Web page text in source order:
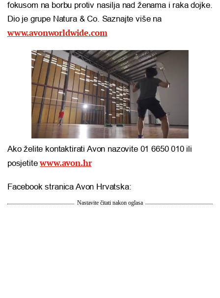
fokusom na borbu protiv nasilja nad ženama i raka dojke.
Dio je grupe Natura & Co. Saznajte više na
www.avonworldwide.com
Ako želite kontaktirati Avon nazovite 01 6650 010 ili
posjetitewww.avon.hr
Facebook stranica Avon Hrvatska:
Nastavite čitati nakon oglasa